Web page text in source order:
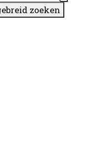
zoeken